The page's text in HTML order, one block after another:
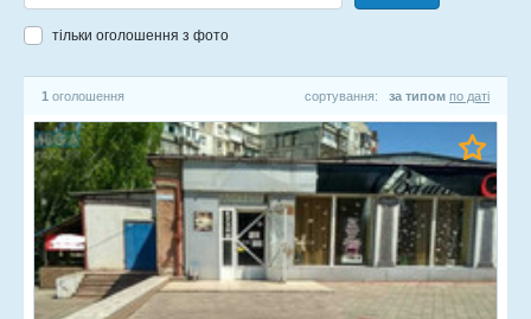
тільки оголошення з фото
1 оголошення сортування: за типом по даті